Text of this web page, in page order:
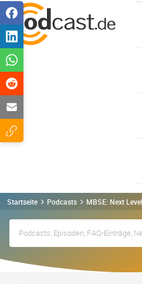
Startseite Podcasts MBSE: Next